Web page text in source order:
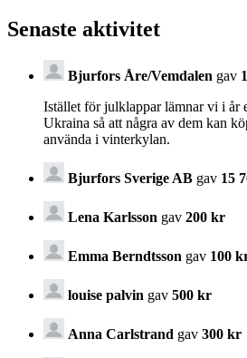
Senaste aktivitet
Bjurfors Åre/Vemdalen gav
Istället för julklappar lämnar vi i år
Ukraina så att några av dem kan
använda i vinterkylan.
Bjurfors Sverige AB gav 15
Lena Karlsson gav 200 kr
Emma Berndtsson gav 100
louise palvin gav 500 kr
Anna Carlstrand gav 300 kr